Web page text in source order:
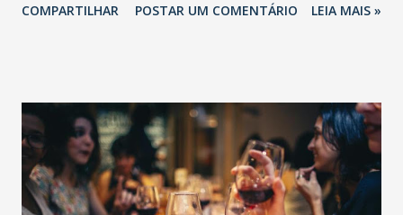
COMPARTILHAR POSTAR UM COMENTÁRIO LEIA MAIS »